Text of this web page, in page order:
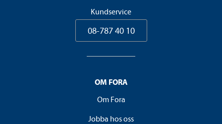
Kundservice
08-787 40 10
OM FORA
Om Fora
Jobba hos oss